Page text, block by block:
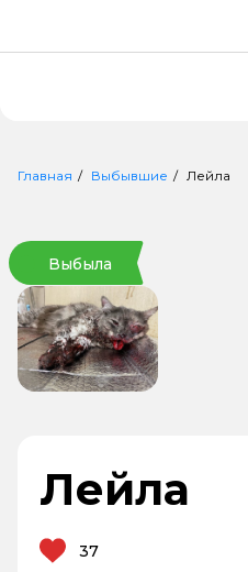
Главная Выбывшие Лейла
Выбыла
Лейла
37